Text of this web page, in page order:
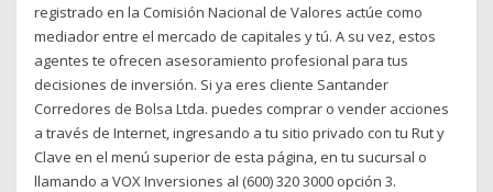
registrado en la Comisión Nacional de Valores actúe como
mediador entre el mercado de capitales y tú. A su vez, estos
agentes te ofrecen asesoramiento profesional para tus
decisiones de inversión. Si ya eres cliente Santander
Corredores de Bolsa Ltda. puedes comprar o vender acciones
a través de Internet, ingresando a tu sitio privado con tu Rut y
Clave en el menú superior de esta página, en tu sucursal o
llamando a VOX Inversiones al (600) 320 3000 opción 3.